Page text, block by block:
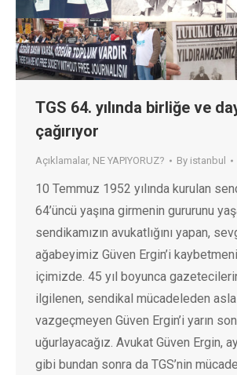
TGS 64. yılında birliğe ve
çağırıyor
Açıklamalar, NE YAPIYORUZ? By istanbul
10 Temmuz 1952 yılında kurulan
64’üncü yaşına girmenin gururunu
sendikamızın avukatlığını yapan,
ağabeyimiz Güven Ergin’i
içimizde. 45 yıl boyunca
ilgilenen, sendikal mücadeleden asla
vazgeçmeyen Güven Ergin’i yarın
uğurlayacağız. Avukat Güven Ergin,
gibi bundan sonra da TGS’nin